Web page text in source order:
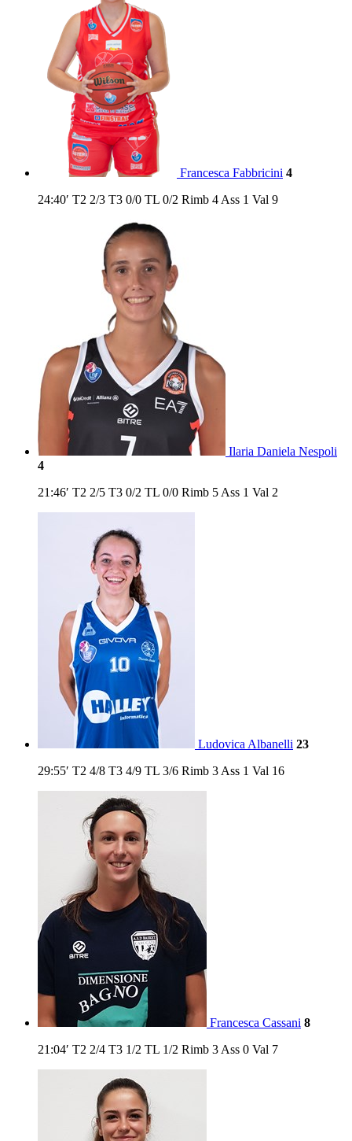
Francesca Fabbricini 4
24:40′ T2 2/3 T3 0/0 TL 0/2 Rimb 4 Ass 1 Val 9
Ilaria Daniela Nespoli
4
21:46′ T2 2/5 T3 0/2 TL 0/0 Rimb 5 Ass 1 Val 2
Ludovica Albanelli 23
29:55′ T2 4/8 T3 4/9 TL 3/6 Rimb 3 Ass 1 Val 16
Francesca Cassani 8
21:04′ T2 2/4 T3 1/2 TL 1/2 Rimb 3 Ass 0 Val 7